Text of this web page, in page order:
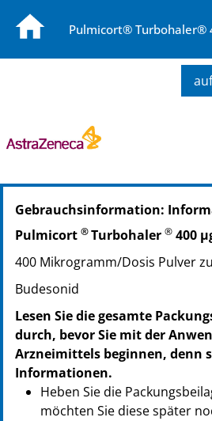
Pulmicort® Turbohaler®
PZN: 07727484
PPN: 110772748437
Gebrauchsinformation:
Pulmicort ®Turbohaler ® 400
400 Mikrogramm/Dosis Pulver
Budesonid
Lesen Sie die gesamte
durch, bevor Sie mit der
Arzneimittels beginnen, denn
Informationen.
Heben Sie die
möchten Sie diese später